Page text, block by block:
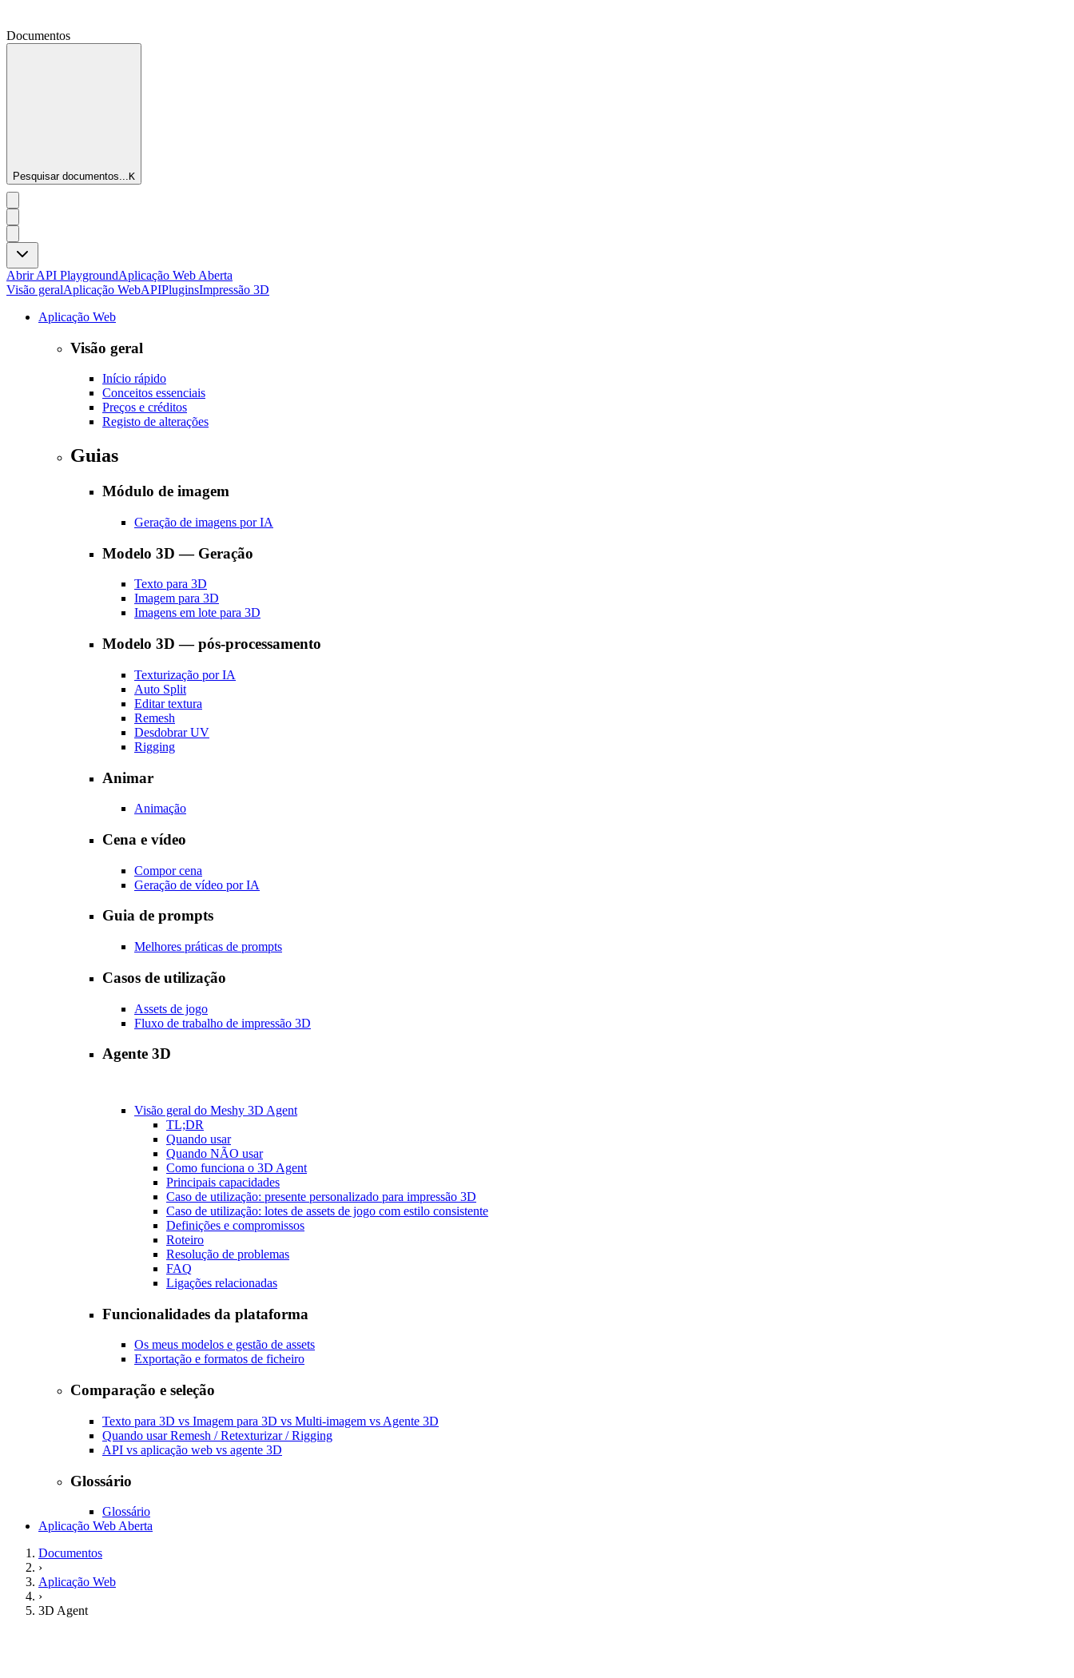
Documentos
Pesquisar documentos...K
Abrir API PlaygroundAplicação Web Aberta
Visão geralAplicação WebAPIPluginsImpressão 3D
Aplicação Web
Visão geral
Início rápido
Conceitos essenciais
Preços e créditos
Registo de alterações
Guias
Módulo de imagem
Geração de imagens por IA
Modelo 3D — Geração
Texto para 3D
Imagem para 3D
Imagens em lote para 3D
Modelo 3D — pós-processamento
Texturização por IA
Auto Split
Editar textura
Remesh
Desdobrar UV
Rigging
Animar
Animação
Cena e vídeo
Compor cena
Geração de vídeo por IA
Guia de prompts
Melhores práticas de prompts
Casos de utilização
Assets de jogo
Fluxo de trabalho de impressão 3D
Agente 3D
Visão geral do Meshy 3D Agent
TL;DR
Quando usar
Quando NÃO usar
Como funciona o 3D Agent
Principais capacidades
Caso de utilização: presente personalizado para impressão 3D
Caso de utilização: lotes de assets de jogo com estilo consistente
Definições e compromissos
Roteiro
Resolução de problemas
FAQ
Ligações relacionadas
Funcionalidades da plataforma
Os meus modelos e gestão de assets
Exportação e formatos de ficheiro
Comparação e seleção
Texto para 3D vs Imagem para 3D vs Multi-imagem vs Agente 3D
Quando usar Remesh / Retexturizar / Rigging
API vs aplicação web vs agente 3D
Glossário
Glossário
Aplicação Web Aberta
Documentos
›
Aplicação Web
›
3D Agent